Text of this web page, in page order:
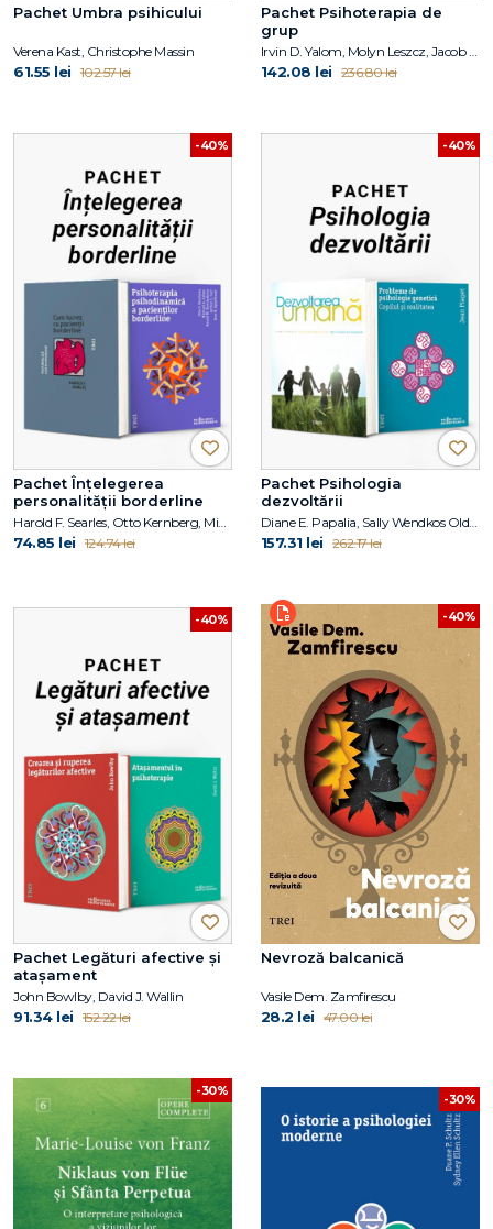
Pachet Umbra psihicului
Verena Kast, Christophe Massin
61.55 lei 102.57 lei
Pachet Psihoterapia de
grup
Irvin D. Yalom, Molyn Leszcz, Jacob Levy Moreno
142.08 lei 236.80 lei
-40%
Pachet Înțelegerea
personalității borderline
Harold F. Searles, Otto Kernberg, Michael A. Selzer, Arthur C. Carr, Ann H. Appelbaum, Harold W. Koenigsberg
74.85 lei 124.74 lei
-40%
Pachet Psihologia
dezvoltării
Diane E. Papalia, Sally Wendkos Olds, Ruth Duskin Feldman, Jean Piaget
157.31 lei 262.17 lei
-40%
Pachet Legături afective și
atașament
John Bowlby, David J. Wallin
91.34 lei 152.22 lei
-40%
Nevroză balcanică
Vasile Dem. Zamfirescu
28.2 lei 47.00 lei
-30%
-30%